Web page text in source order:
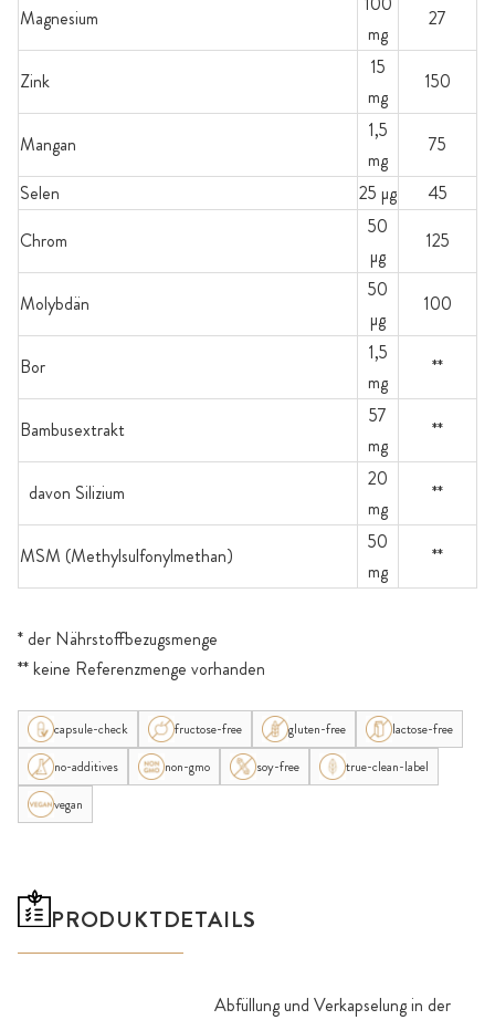
Magnesium
mg
27
Zink
15
mg
150
Mangan
1,5
mg
75
Selen
25 µg
45
Chrom
50
µg
125
Molybdän
50
µg
100
Bor
1,5
mg
**
Bambusextrakt
57
mg
**
davon Silizium
20
mg
**
MSM (Methylsulfonylmethan)
50
mg
**
* der Nährstoffbezugsmenge
** keine Referenzmenge vorhanden
capsule-check fructose-free gluten-free
lactose-free
no-additives
non-gmo soy-free
true-clean-label
vegan
PRODUKTDETAILS
Abfüllung und Verkapselung in der